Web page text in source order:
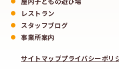
レストラン
スタッフブログ
事業所案内
サイトマッププライバシーポリ